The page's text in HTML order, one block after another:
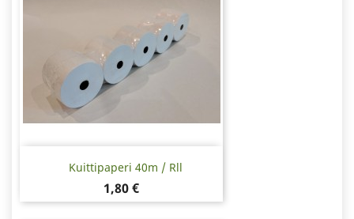
Kuittipaperi 40m / Rll
Hinta
1,80 €